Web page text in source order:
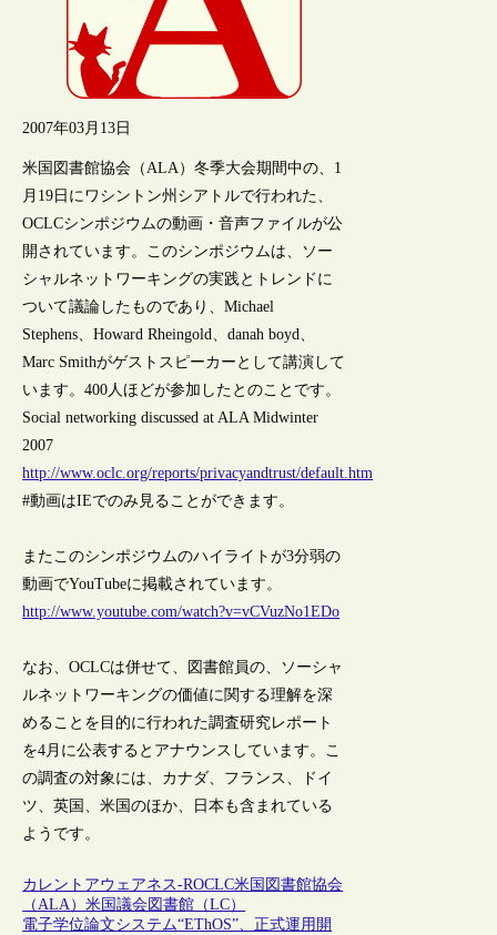
2007年03月13日
米国図書館協会（ALA）冬季大会期間中の、1
月19日にワシントン州シアトルで行われた、
OCLCシンポジウムの動画・音声ファイルが公
開されています。このシンポジウムは、ソー
シャルネットワーキングの実践とトレンドに
ついて議論したものであり、Michael
Stephens、Howard Rheingold、danah boyd、
Marc Smithがゲストスピーカーとして講演して
います。400人ほどが参加したとのことです。
Social networking discussed at ALA Midwinter
2007
http://www.oclc.org/reports/privacyandtrust/default.htm
#動画はIEでのみ見ることができます。
またこのシンポジウムのハイライトが3分弱の
動画でYouTubeに掲載されています。
http://www.youtube.com/watch?v=vCVuzNo1EDo
なお、OCLCは併せて、図書館員の、ソーシャ
ルネットワーキングの価値に関する理解を深
めることを目的に行われた調査研究レポート
を4月に公表するとアナウンスしています。こ
の調査の対象には、カナダ、フランス、ドイ
ツ、英国、米国のほか、日本も含まれている
ようです。
カレントアウェアネス-ROCLC米国図書館協会
（ALA）米国議会図書館（LC）
電子学位論文システム“EThOS”、正式運用開